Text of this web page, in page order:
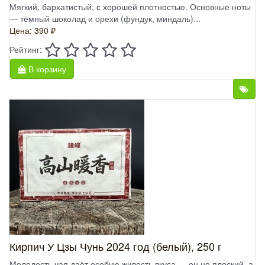
Мягкий, бархатистый, с хорошей плотностью. Основные ноты
— тёмный шоколад и орехи (фундук, миндаль)...
Цена: 390 ₽
Рейтинг:
В корзину
Кирпич У Цзы Чунь 2024 год (белый), 250 г